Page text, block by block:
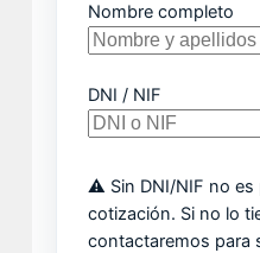
Nombre completo
DNI / NIF
⚠️ Sin DNI/NIF no es
cotización. Si no lo
contactaremos para